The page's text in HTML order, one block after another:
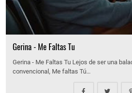
Gerina - Me Faltas Tu
Gerina - Me Faltas Tu Lejos de ser una
convencional, Me faltas Tú…